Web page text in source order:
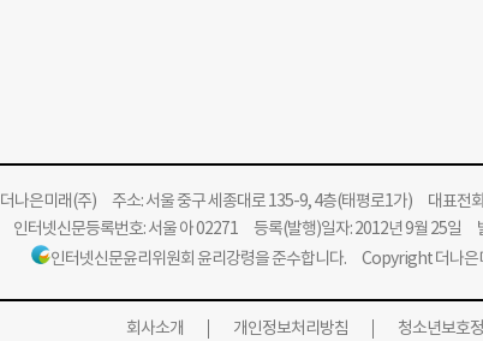
더나은미래(주)주소: 서울 중구 세종대로 135-9, 4층(태평로1가) 대표전
인터넷신문등록번호: 서울 아 02271 등록(발행)일자: 2012년 9월 25일
인터넷신문윤리위원회 윤리강령을 준수합니다. Copyright 더나은
회사소개 개인정보처리방침 청소년보호